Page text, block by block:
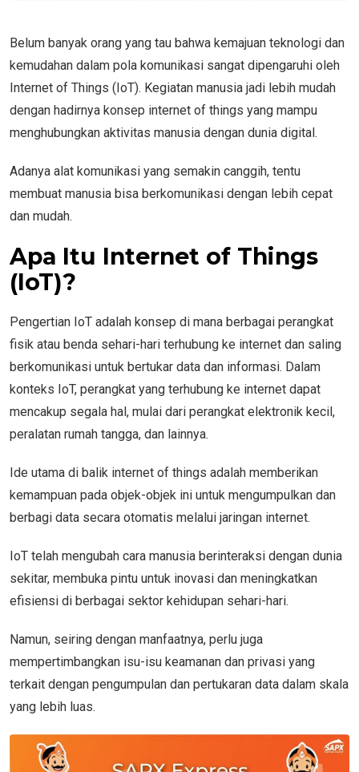
Belum banyak orang yang tau bahwa kemajuan teknologi dan
kemudahan dalam pola komunikasi sangat dipengaruhi oleh
Internet of Things (IoT). Kegiatan manusia jadi lebih mudah
dengan hadirnya konsep internet of things yang mampu
menghubungkan aktivitas manusia dengan dunia digital.
Adanya alat komunikasi yang semakin canggih, tentu
membuat manusia bisa berkomunikasi dengan lebih cepat
dan mudah.
Apa Itu Internet of Things
(IoT)?
Pengertian IoT adalah konsep di mana berbagai perangkat
fisik atau benda sehari-hari terhubung ke internet dan saling
berkomunikasi untuk bertukar data dan informasi. Dalam
konteks IoT, perangkat yang terhubung ke internet dapat
mencakup segala hal, mulai dari perangkat elektronik kecil,
peralatan rumah tangga, dan lainnya.
Ide utama di balik internet of things adalah memberikan
kemampuan pada objek-objek ini untuk mengumpulkan dan
berbagi data secara otomatis melalui jaringan internet.
IoT telah mengubah cara manusia berinteraksi dengan dunia
sekitar, membuka pintu untuk inovasi dan meningkatkan
efisiensi di berbagai sektor kehidupan sehari-hari.
Namun, seiring dengan manfaatnya, perlu juga
mempertimbangkan isu-isu keamanan dan privasi yang
terkait dengan pengumpulan dan pertukaran data dalam skala
yang lebih luas.